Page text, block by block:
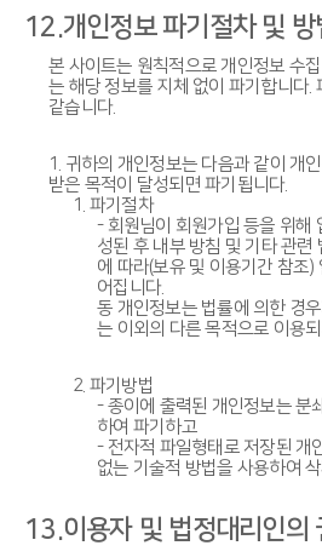
12.개인정보 파기절차 및 방
본 사이트는 원칙적으로 개인정보 수
는 해당 정보를 지체 없이 파기합니다.
같습니다.
1. 귀하의 개인정보는 다음과 같이 개
받은 목적이 달성되면 파기됩니다.
1. 파기절차
- 회원님이 회원가입 등을 위해
성된 후 내부 방침 및 기타 관련
에 따라(보유 및 이용기간 참조)
어집니다.
동 개인정보는 법률에 의한 경
는 이외의 다른 목적으로 이용
2. 파기방법
- 종이에 출력된 개인정보는 분
하여 파기하고
- 전자적 파일형태로 저장된 개
없는 기술적 방법을 사용하여
13.이용자 및 법정대리인의